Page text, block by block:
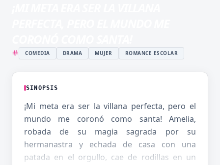
COMEDIA DRAMA MUJER ROMANCE ESCOLAR
SINOPSIS
¡Mi meta era ser la villana perfecta, pero el
mundo me coronó como santa! Amelia,
robada de su magia sagrada por su
hermanastra y echada de casa con una
patada en el orgullo, cae de rodillas en un